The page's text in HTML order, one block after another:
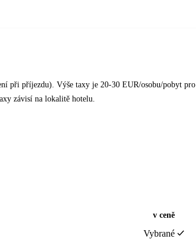
při příjezdu). Výše taxy je 20-30 EUR/osobu/pobyt pro
závisí na lokalitě hotelu.
v ceně
Vybrané